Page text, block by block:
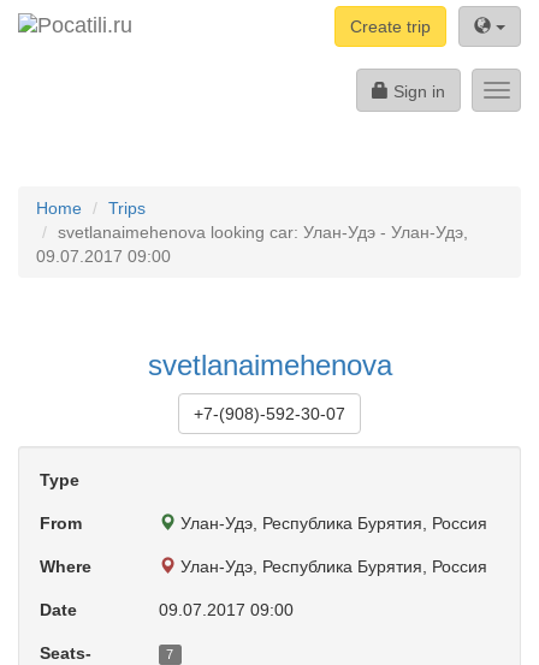
Create trip
Sign in
Home
Trips
svetlanaimehenova looking car: Улан-Удэ - Улан-Удэ,
09.07.2017 09:00
svetlanaimehenova
+7-(908)-592-30-07
Type
From Улан-Удэ, Республика Бурятия, Россия
Where Улан-Удэ, Республика Бурятия, Россия
Date 09.07.2017 09:00
Seats-
7